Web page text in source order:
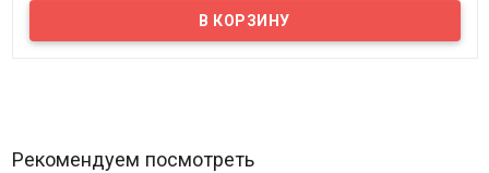
Беспроводное зарядное устройство Hoco CW38, благодаря
высокой мощности 15 Вт и работе с током до 2 А, можно
применять для быстрой зарядки многих современных гаджетов.
Рекомендуем посмотреть